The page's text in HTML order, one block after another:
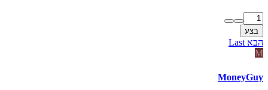
בצע
הבא Last
M
MoneyGuy